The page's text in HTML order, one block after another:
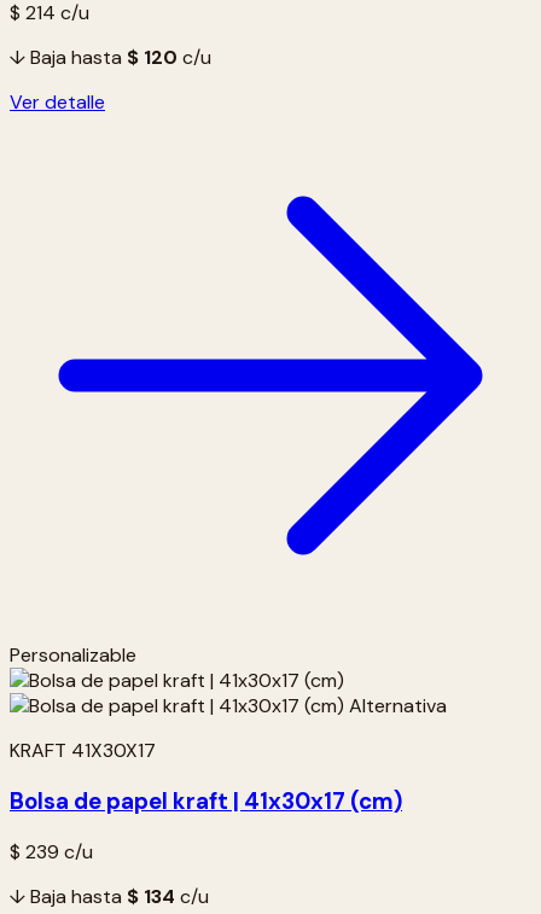
$ 214 c/u
↓ Baja hasta $ 120 c/u
Ver detalle
Personalizable
KRAFT 41X30X17
Bolsa de papel kraft | 41x30x17 (cm)
$ 239 c/u
↓ Baja hasta $ 134 c/u